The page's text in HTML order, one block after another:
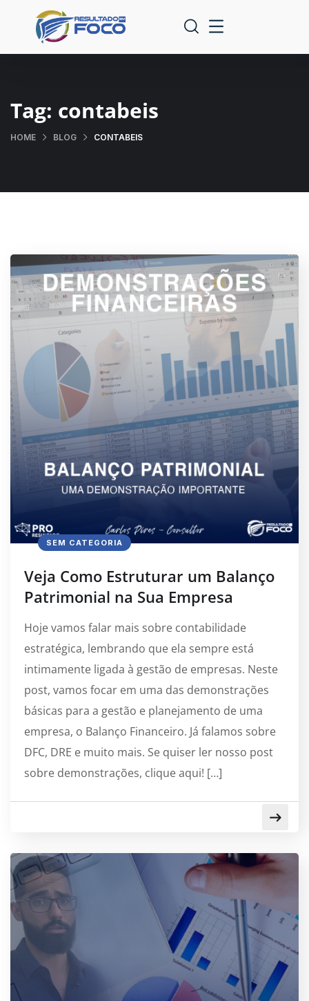
Tag: contabeis
HOME BLOG CONTABEIS
SEM CATEGORIA
Veja Como Estruturar um Balanço
Patrimonial na Sua Empresa
Hoje vamos falar mais sobre contabilidade
estratégica, lembrando que ela sempre está
intimamente ligada à gestão de empresas. Neste
post, vamos focar em uma das demonstrações
básicas para a gestão e planejamento de uma
empresa, o Balanço Financeiro. Já falamos sobre
DFC, DRE e muito mais. Se quiser ler nosso post
sobre demonstrações, clique aqui! […]